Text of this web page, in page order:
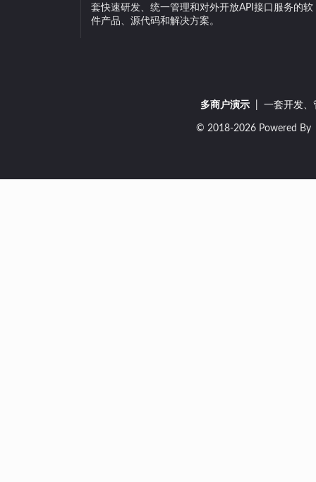
套快速研发、统一管理和对外开放API接口服务的软
件产品、源代码和解决方案。
多商户演示 | 一套开发、
© 2018-2026 Powered By